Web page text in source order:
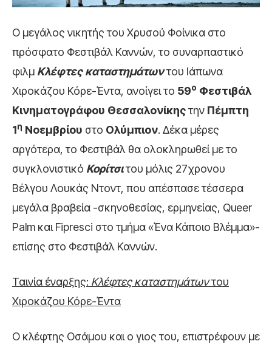
O μεγάλος νικητής του Χρυσού Φοίνικα στο
πρόσφατο Φεστιβάλ Καννών, το συναρπαστικό
φιλμ Κλέφτες καταστημάτωντου Ιάπωνα
Χιροκάζου Κόρε-Έντα, ανοίγει το 59ο Φεστιβάλ
Κινηματογράφου Θεσσαλονίκηςτην Πέμπτη
1η Νοεμβρίου στο Ολύμπιον. Δέκα μέρες
αργότερα, το Φεστιβάλ θα ολοκληρωθεί με το
συγκλονιστικό Κορίτσιτου μόλις 27χρονου
Βέλγου Λουκάς Ντοντ, που απέσπασε τέσσερα
μεγάλα βραβεία -σκηνοθεσίας, ερμηνείας, Queer
Palm και Fipresci στο τμήμα «Ένα Κάποιο Βλέμμα»-
επίσης στο Φεστιβάλ Καννών.
Ταινία έναρξης: Κλέφτες καταστημάτωντου
Χιροκάζου Κόρε-Έντα
Ο κλέφτης Οσάμου και ο γιος του, επιστρέφουν με